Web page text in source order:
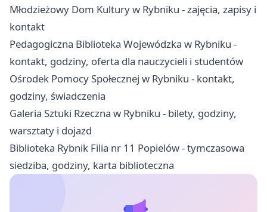
Młodzieżowy Dom Kultury w Rybniku - zajęcia, zapisy i
kontakt
Pedagogiczna Biblioteka Wojewódzka w Rybniku -
kontakt, godziny, oferta dla nauczycieli i studentów
Ośrodek Pomocy Społecznej w Rybniku - kontakt,
godziny, świadczenia
Galeria Sztuki Rzeczna w Rybniku - bilety, godziny,
warsztaty i dojazd
Biblioteka Rybnik Filia nr 11 Popielów - tymczasowa
siedziba, godziny, karta biblioteczna